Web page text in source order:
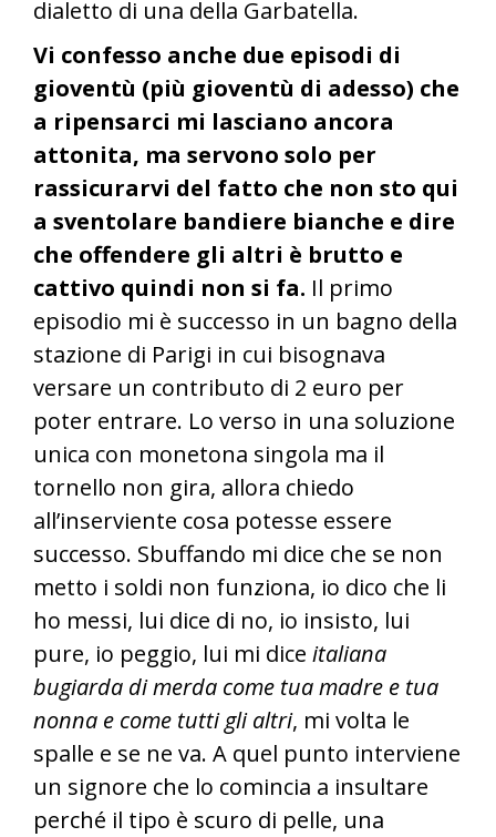
dialetto di una della Garbatella.
Vi confesso anche due episodi di
gioventù (più gioventù di adesso) che
a ripensarci mi lasciano ancora
attonita, ma servono solo per
rassicurarvi del fatto che non sto qui
a sventolare bandiere bianche e dire
che offendere gli altri è brutto e
cattivo quindi non si fa. Il primo
episodio mi è successo in un bagno della
stazione di Parigi in cui bisognava
versare un contributo di 2 euro per
poter entrare. Lo verso in una soluzione
unica con monetona singola ma il
tornello non gira, allora chiedo
all’inserviente cosa potesse essere
successo. Sbuffando mi dice che se non
metto i soldi non funziona, io dico che li
ho messi, lui dice di no, io insisto, lui
pure, io peggio, lui mi dice italiana
bugiarda di merda come tua madre e tua
nonna e come tutti gli altri, mi volta le
spalle e se ne va. A quel punto interviene
un signore che lo comincia a insultare
perché il tipo è scuro di pelle, una